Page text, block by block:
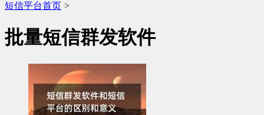
短信平台首页 >
批量短信群发软件